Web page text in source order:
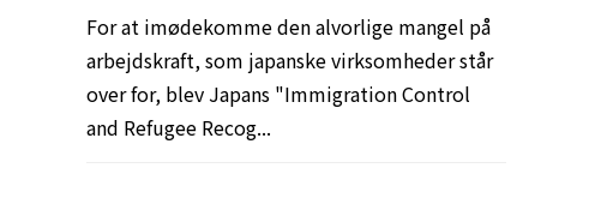
For at imødekomme den alvorlige mangel på
arbejdskraft, som japanske virksomheder står
over for, blev Japans "Immigration Control
and Refugee Recog...